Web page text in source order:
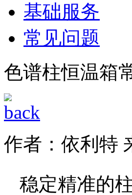
基础服务
常见问题
色谱柱恒温箱
作者：依利特
稳定精准的